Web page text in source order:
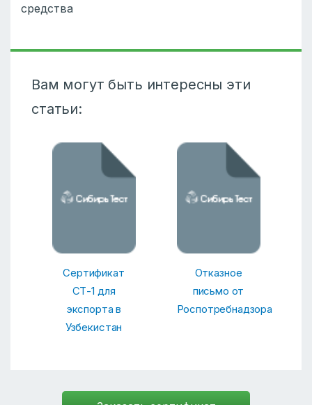
средства
Вам могут быть интересны эти
статьи:
Сертификат
СТ-1 для
экспорта в
Узбекистан
Отказное
письмо от
Роспотребнадзора